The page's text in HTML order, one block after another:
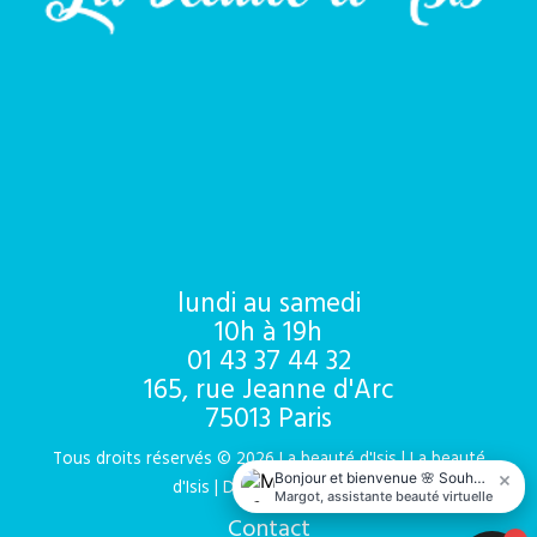
lundi au samedi
10h à 19h
01 43 37 44 32
165, rue Jeanne d'Arc
75013 Paris
Tous droits réservés © 2026 La beauté d'Isis | La beauté
d'Isis | Développement IZ